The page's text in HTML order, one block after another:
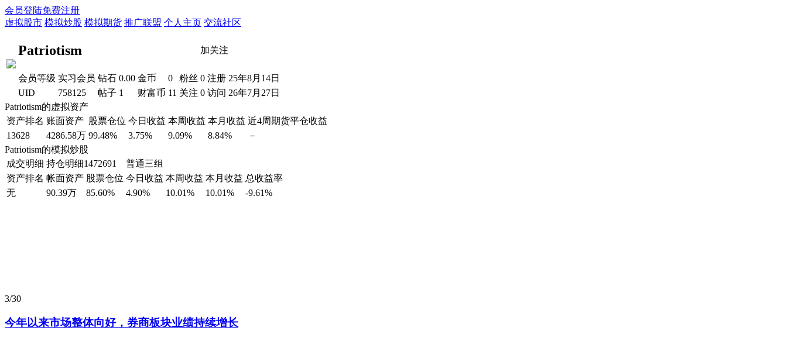
会员登陆免费注册
虚拟股市 模拟炒股 模拟期货 推广联盟 个人主页 交流社区
Patriotism 加关注
会员等级 实习会员 钻石 0.00 金币 0 粉丝 0 注册 25年8月14日
UID
758125 帖子 1 财富币 11 关注 0 访问 26年7月27日
Patriotism的虚拟资产
资产排名 账面资产 股票仓位 今日收益 本周收益 本月收益 近4周期货平仓收益
13628
4286.58万 99.48% 3.75% 9.09% 8.84%
－
Patriotism的模拟炒股
成交明细 持仓明细1472691 普通三组
资产排名 帐面资产 股票仓位 今日收益 本周收益 本月收益 总收益率
无
90.39万 85.60% 4.90% 10.01% 10.01% -9.61%
3/30
今年以来市场整体向好，券商板块业绩持续增长